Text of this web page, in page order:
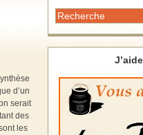
d’un
serait
des
les